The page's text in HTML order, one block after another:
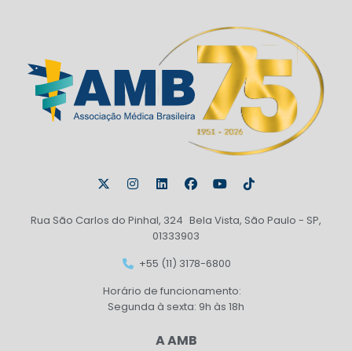
Rua São Carlos do Pinhal, 324 Bela Vista, São Paulo - SP,
01333903
+55 (11) 3178-6800
Horário de funcionamento:
Segunda à sexta: 9h às 18h
A AMB